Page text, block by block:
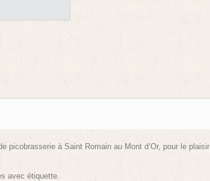
picobrasserie à Saint Romain au Mont d’Or, pour le plaisir
avec étiquette.